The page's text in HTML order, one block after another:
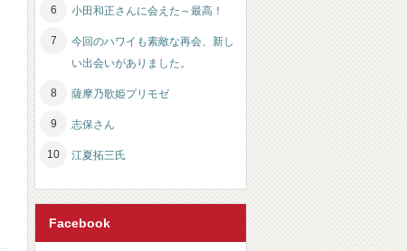
小田和正さんに会えた～最高！
今回のハワイも素敵な再会、新し
い出会いがありました。
薩摩乃歌姫プリモゼ
志保さん
江夏拓三氏
Facebook